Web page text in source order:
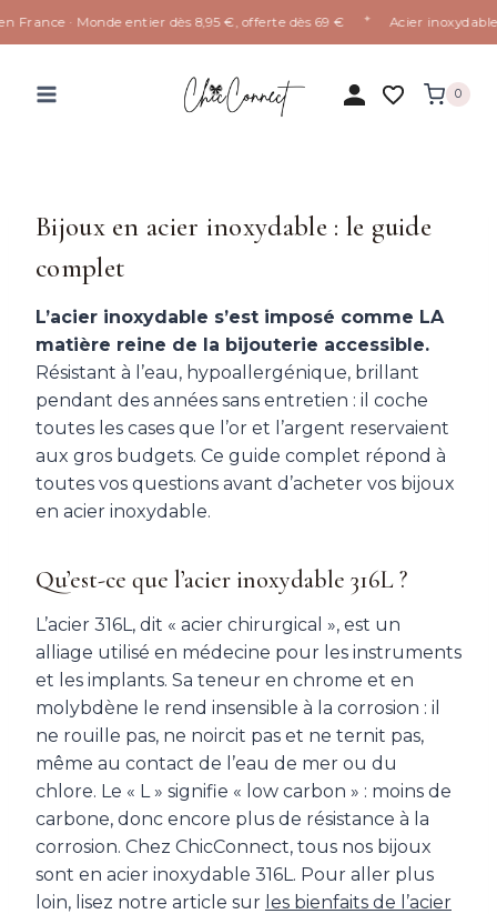
· Monde entier dès 8,95 €, offerte dès 69 € Acier
0
Bijoux en acier inoxydable : le guide
complet
L’acier inoxydable s’est imposé comme LA
matière reine de la bijouterie accessible.
Résistant à l’eau, hypoallergénique, brillant
pendant des années sans entretien : il coche
toutes les cases que l’or et l’argent reservaient
aux gros budgets. Ce guide complet répond à
toutes vos questions avant d’acheter vos bijoux
en acier inoxydable.
Qu’est-ce que l’acier inoxydable 316L ?
L’acier 316L, dit « acier chirurgical », est un
alliage utilisé en médecine pour les instruments
et les implants. Sa teneur en chrome et en
molybdène le rend insensible à la corrosion : il
ne rouille pas, ne noircit pas et ne ternit pas,
même au contact de l’eau de mer ou du
chlore. Le « L » signifie « low carbon » : moins de
carbone, donc encore plus de résistance à la
corrosion. Chez ChicConnect, tous nos bijoux
sont en acier inoxydable 316L. Pour aller plus
loin, lisez notre article sur les bienfaits de l’acier